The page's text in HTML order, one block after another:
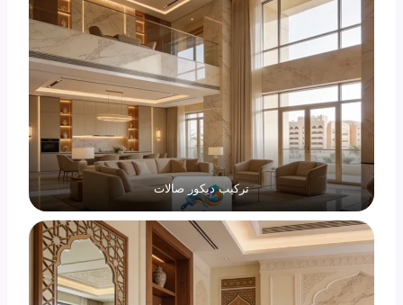
تركيب ديكور صالات